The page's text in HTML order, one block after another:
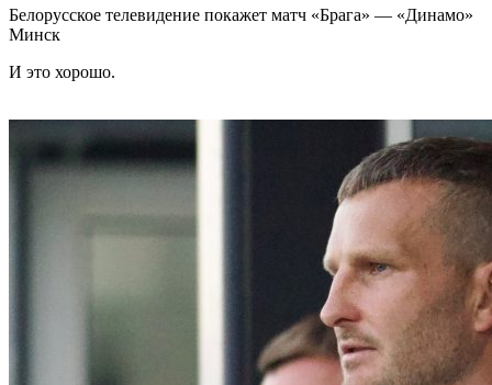
Белорусское телевидение покажет матч «Брага» — «Динамо»
Минск
И это хорошо.